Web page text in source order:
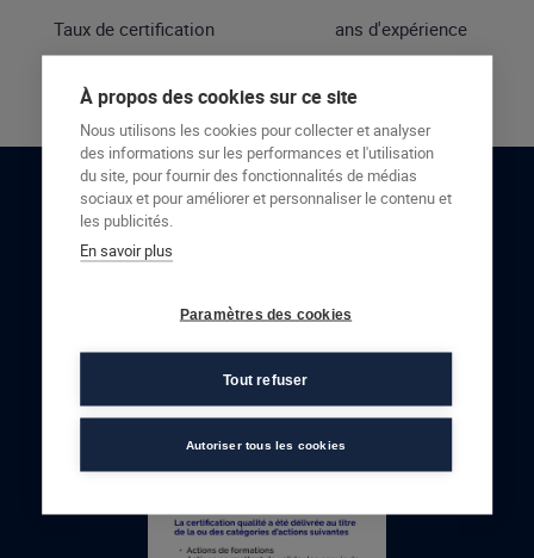
Taux de certification ans d'expérience
RESTONS EN CONTACT
À propos des cookies sur ce site
Nous utilisons les cookies pour collecter et analyser
des informations sur les performances et l'utilisation
du site, pour fournir des fonctionnalités de médias
sociaux et pour améliorer et personnaliser le contenu et
les publicités.
En savoir plus
Paramètres des cookies
Tout refuser
Autoriser tous les cookies